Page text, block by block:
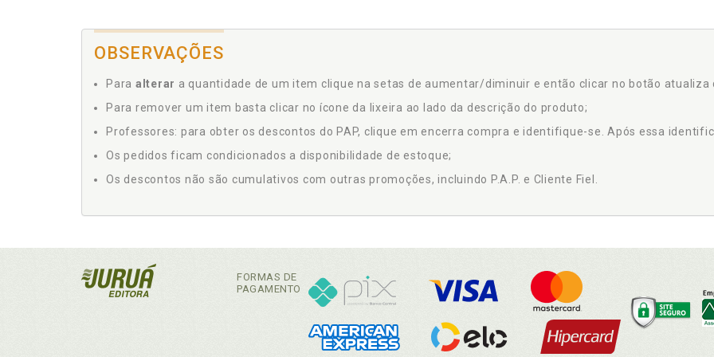
OBSERVAÇÕES
Para alterar a quantidade de um item clique na setas de aumentar/diminuir e então clicar no botão atualiza
Para remover um item basta clicar no ícone da lixeira ao lado da descrição do produto;
Professores: para obter os descontos do PAP, clique em encerra compra e identifique-se. Após essa
Os pedidos ficam condicionados a disponibilidade de estoque;
Os descontos não são cumulativos com outras promoções, incluindo P.A.P. e Cliente Fiel.
FORMAS DE
PAGAMENTO